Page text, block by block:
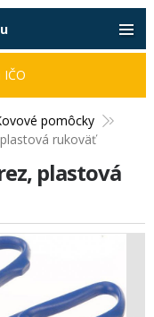
pomôcky
rukoväť
plastová